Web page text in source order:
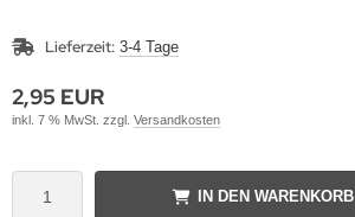
Lieferzeit: 3-4 Tage
2,95 EUR
inkl. 7 % MwSt. zzgl. Versandkosten
IN DEN WARENKORB